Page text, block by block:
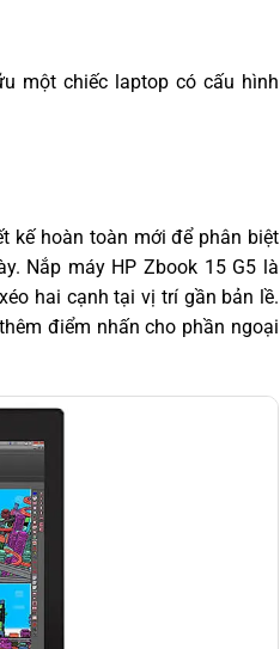
một chiếc laptop có cấu hình
kế hoàn toàn mới để phân biệt
Nắp máy HP Zbook 15 G5 là
hai cạnh tại vị trí gần bản lề.
điểm nhấn cho phần ngoại